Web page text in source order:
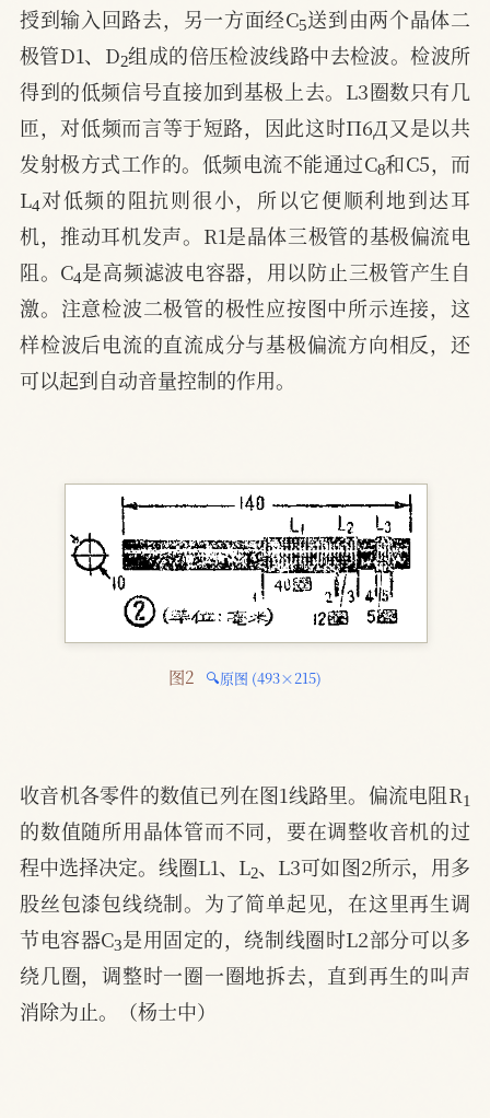
授到输入回路去，另一方面经C 送到由两个晶体二
极管D1、D2组成的倍压检波线路中去检波。检波所
得到的低频信号直接加到基极上去。L3圈数只有几
匝，对低频而言等于短路，因此这时П6Д又是以共
发射极方式工作的。低频电流不能通过C8和C5，而
L4对低频的阻抗则很小，所以它便顺利地到达耳
机，推动耳机发声。R1是晶体三极管的基极偏流电
阻。C4是高频滤波电容器，用以防止三极管产生自
激。注意检波二极管的极性应按图中所示连接，这
样检波后电流的直流成分与基极偏流方向相反，还
可以起到自动音量控制的作用。
图2 🔍原图 (493×215)
收音机各零件的数值已列在图1线路里。偏流电阻R
的数值随所用晶体管而不同，要在调整收音机的过
程中选择决定。线圈L1、L 2、L3可如图2所示，用多
股丝包漆包线绕制。为了简单起见，在这里再生调
节电容器C3是用固定的，绕制线圈时L2部分可以多
绕几圈，调整时一圈一圈地拆去，直到再生的叫声
消除为止。（杨士中）